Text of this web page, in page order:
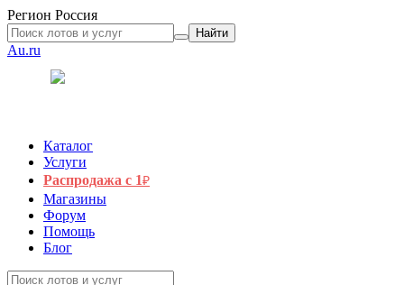
Регион Россия
Найти
Au.ru
Каталог
Услуги
Распродажа с 1₽
Магазины
Форум
Помощь
Блог